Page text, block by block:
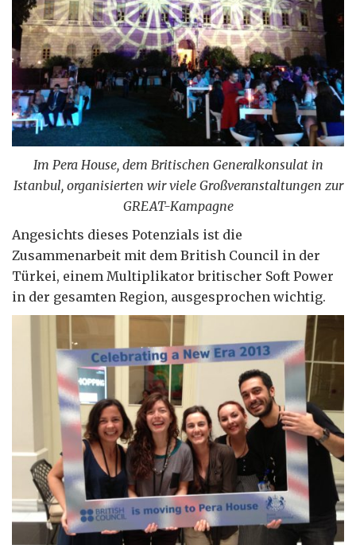
Im Pera House, dem Britischen Generalkonsulat in
Istanbul, organisierten wir viele Großveranstaltungen zur
GREAT-Kampagne
Angesichts dieses Potenzials ist die
Zusammenarbeit mit dem British Council in der
Türkei, einem Multiplikator britischer Soft Power
in der gesamten Region, ausgesprochen wichtig.